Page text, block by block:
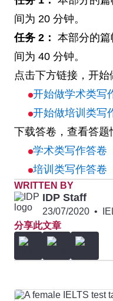
间为 20 分钟。
任务 2： 本部分的
间为 40 分钟。
点击下方链接，开始
开始做学术类写
开始做培训类写
下载答卷，查看答题
学术类写作答卷
培训类写作答卷
WRITTEN BY
IDP Staff
23/07/2020 •
分享此文章